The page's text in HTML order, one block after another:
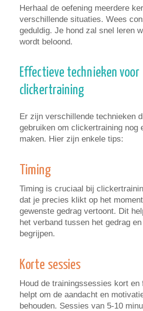
Herhaal de oefening meerdere
verschillende situaties. Wees
geduldig. Je hond zal snel leren
wordt beloond.
Effectieve technieken voor
clickertraining
Er zijn verschillende technieken
gebruiken om clickertraining nog
maken. Hier zijn enkele tips:
Timing
Timing is cruciaal bij
dat je precies klikt op het
gewenste gedrag vertoont. Dit
het verband tussen het gedrag
begrijpen.
Korte sessies
Houd de trainingssessies kort en
helpt om de aandacht en
behouden. Sessies van 5-10